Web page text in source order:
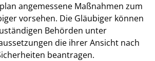
angemessene Maßnahmen zum
vorsehen. Die Gläubiger können
Behörden unter
die ihrer Ansicht nach
beantragen.